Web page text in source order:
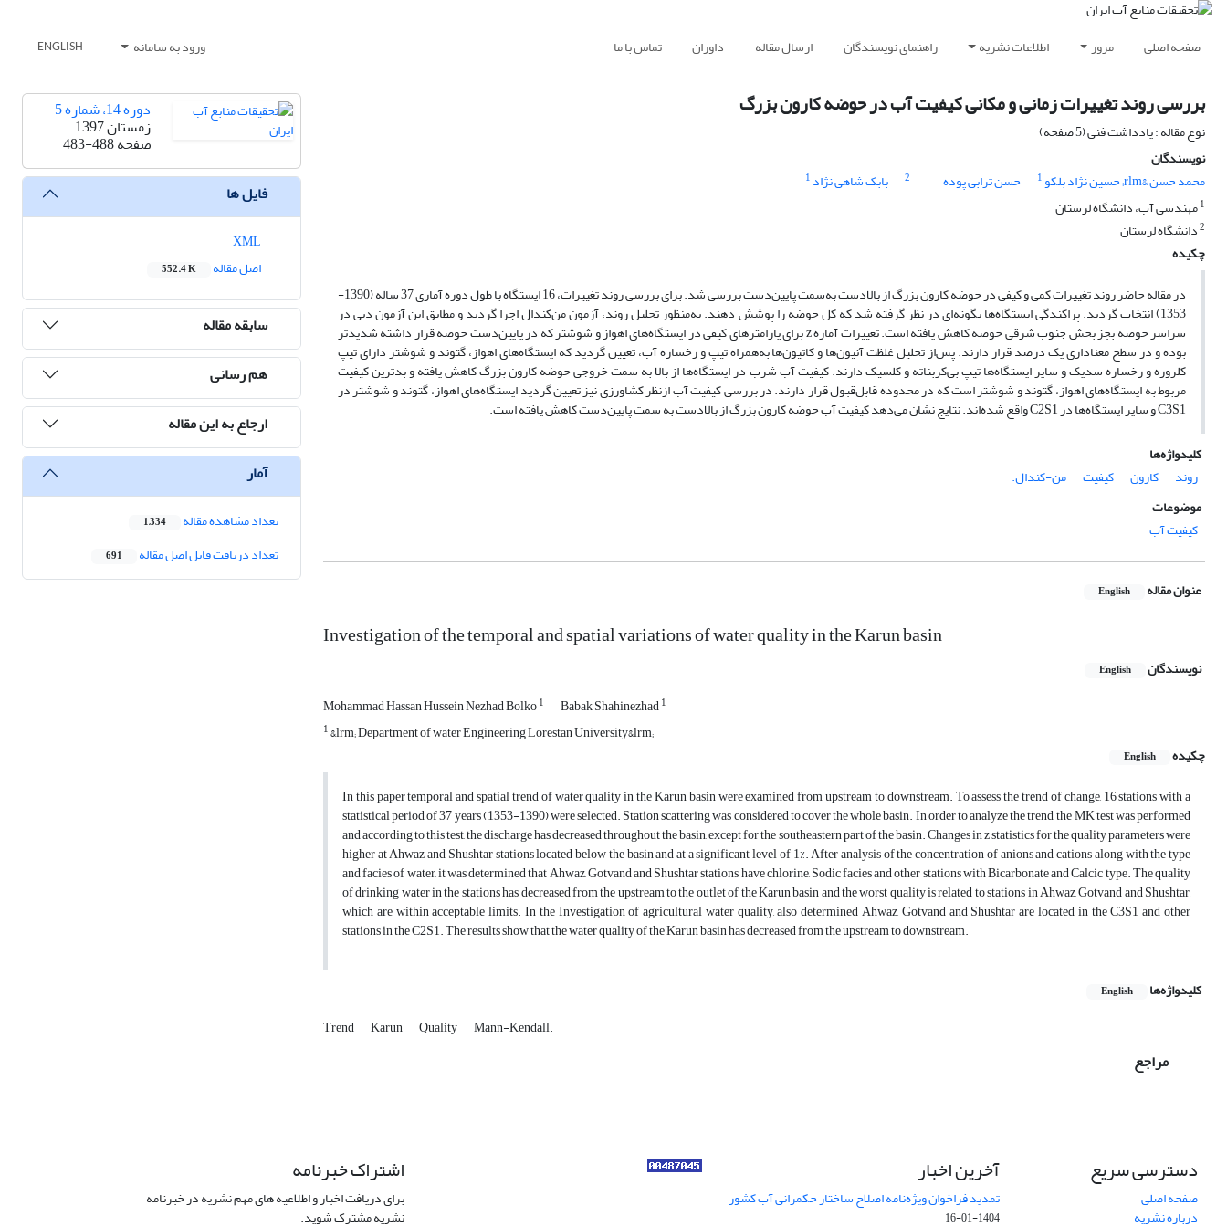
صفحه اصلی مرور اطلاعات نشریه راهنمای نویسندگان ارسال مقاله داوران تماس با ما ورود به سامانه ENGLISH
بررسی روند تغییرات زمانی و مکانی کیفیت آب در حوضه کارون بزرگ
نوع مقاله : یادداشت فنی (5 صفحه)
نویسندگان
محمد حسن &rlm; حسین نژاد بلکو
1 حسن ترابی پوده 2 بابک شاهی نژاد 1
1مهندسی آب، دانشگاه لرستان
2دانشگاه لرستان
چکیده
در مقاله حاضر روند تغییرات کمی و کیفی در حوضه کارون بزرگ از بالادست به‎‌‎سمت پایین‌دست بررسی شد. برای بررسی روند تغییرات، ‏‏16 ایستگاه با طول دوره آماری 37 ساله (1390-
1353) انتخاب گردید. پراکندگی ایستگاه‌ها بگونه‌ای در نظر گرفته شد که کل حوضه را ‏پوشش دهند. به‌منظور تحلیل روند، آزمون من‎‌‎کندال اجرا گردید و مطابق این آزمون دبی در
سراسر حوضه بجز بخش جنوب شرقی حوضه ‏کاهش یافته است. تغییرات آماره ‏z‏ برای پارامترهای کیفی در ایستگاه‌های اهواز و شوشتر که در پایین‌دست حوضه قرار داشته شدیدتر
بوده ‏و در سطح معناداری یک درصد قرار دارند. پس‎‌‎از تحلیل غلظت آنیون‌ها و کاتیون‌ها به‎‌‎همراه تیپ و رخساره آب، تعیین گردید که ‏ایستگاه‌های اهواز، گتوند و شوشتر دارای تیپ
کلروره و رخساره سدیک و سایر ایستگاه‌ها تیپ بی‌کربناته و کلسیک دارند. کیفیت آب شرب ‏در ایستگاه‌ها از بالا به سمت خروجی حوضه کارون بزرگ کاهش یافته و بدترین کیفیت
مربوط به ایستگاه‌های اهواز، گتوند و شوشتر است ‏که در محدوده قابل‎‌‎قبول قرار دارند. در بررسی کیفیت آب از‎‌‎نظر کشاورزی نیز تعیین گردید ایستگاه‌های اهواز، گتوند و شوشتر در
کلیدواژه‌ها
روند
کارون کیفیت
من-کندال.‏
موضوعات
کیفیت آب
عنوان مقاله English
Investigation of the temporal and spatial variations of water quality in the Karun basin
نویسندگان English
Mohammad Hassan Hussein Nezhad Bolko1 Babak Shahinezhad1
1&lrm; Department of water Engineering Lorestan University&lrm;
چکیده
English
In this paper‏ ‏temporal and spatial trend of water quality‏ ‏in the Karun basin were examined ‎from upstream to downstream. To assess the trend of change, 16 stations with a
statistical ‎period of 37 years (1353-1390) were selected. Station scattering was considered to cover the ‎whole basin. In order to analyze the trend, the MK test was performed
and according to this ‎test, the discharge has decreased throughout the basin, except for the southeastern part of the ‎basin. Changes in z statistics for the quality parameters were
higher at Ahwaz and Shushtar ‎stations located below the basin and at a significant level of 1%. After analysis of the ‎concentration of anions and cations along with the type
and facies of water, it was ‎determined that Ahwaz, Gotvand and Shushtar stations have chlorine, Sodic facies and other ‎stations with Bicarbonate and Calcic type. The quality
of drinking water in the stations has ‎decreased from the upstream to the outlet of the Karun basin and the worst quality is related ‎to stations in Ahwaz, Gotvand and Shushtar,
which are within acceptable limits. In the ‎Investigation of agricultural water quality, also determined Ahwaz, Gotvand and Shushtar are ‎located in the C3S1 and other
stations in the C2S1. The results show that the water quality of ‎the Karun basin has decreased from the upstream‏ ‏to downstream.‎
کلیدواژه‌ها English
Trend Karun Quality Mann-Kendall.‎
مراجع
دوره 14، شماره 5
زمستان 1397
صفحه483-488
فایل ها
اصل مقاله
552.4 K
سابقه مقاله
هم رسانی
ارجاع به این مقاله
آمار
تعداد مشاهده مقاله 1,334
تعداد دریافت فایل اصل مقاله 691
دسترسی سریع
صفحه اصلی
درباره نشریه
آخرین اخبار
تمدید فراخوان ویژه‌نامه اصلاح ساختار حکمرانی آب کشور
1404-01-16
اشتراک خبرنامه
برای دریافت اخبار و اطلاعیه های مهم نشریه در خبرنامه
نشریه مشترک شوید.